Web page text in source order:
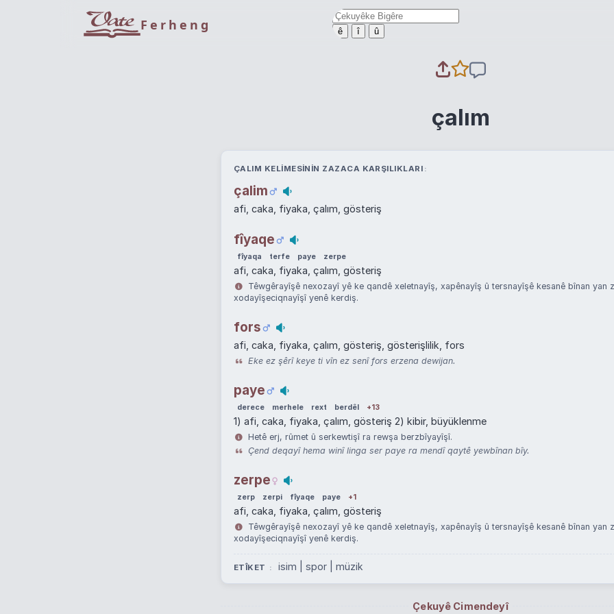
Ferheng ê î û
çalım
ÇALIM KELIMESININ ZAZACA KARŞILIKLARI
çalim
afi, caka, fiyaka, çalım, gösteriş
fîyaqe
fîyaqa terfe paye zerpe
afi, caka, fiyaka, çalım, gösteriş
Têwgêrayîşê nexozayî yê ke qandê xeletnayîş, xapênayîş û tersnayîşê kesanê bînan yan
xodayîşeciqnayîşî yenê kerdiş.
fors
afi, caka, fiyaka, çalım, gösteriş, gösterişlilik, fors
Eke ez şêrî keye ti vîn ez senî fors erzena dewijan.
paye
derece merhele rext berdêl +13
1) afi, caka, fiyaka, çalım, gösteriş 2) kibir, büyüklenme
Hetê erj, rûmet û serkewtişî ra rewşa berzbîyayîşî.
Çend deqayî hema winî linga ser paye ra mendî qaytê yewbînan bîy.
zerpe
zerp zerpi fîyaqe paye +1
afi, caka, fiyaka, çalım, gösteriş
Têwgêrayîşê nexozayî yê ke qandê xeletnayîş, xapênayîş û tersnayîşê kesanê bînan yan
xodayîşeciqnayîşî yenê kerdiş.
ETÎKET isim | spor | müzik
Çekuyê Cimendeyî